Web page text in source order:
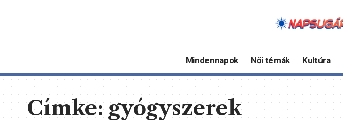
Mindennapok Női témák Kultúra
Címke: gyógyszerek